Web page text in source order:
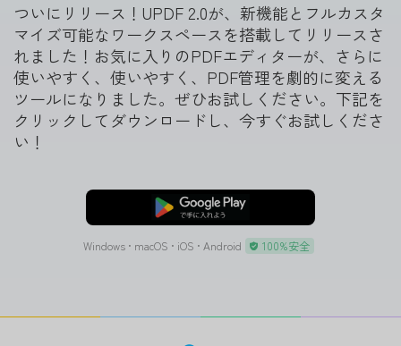
ついにリリース！UPDF 2.0が、新機能とフルカスタ
マイズ可能なワークスペースを搭載してリリースさ
れました！お気に入りのPDFエディターが、さらに
使いやすく、使いやすく、PDF管理を劇的に変える
ツールになりました。ぜひお試しください。下記を
クリックしてダウンロードし、今すぐお試しくださ
い！
無料ダウンロード
Windows • macOS • iOS • Android 100%安全